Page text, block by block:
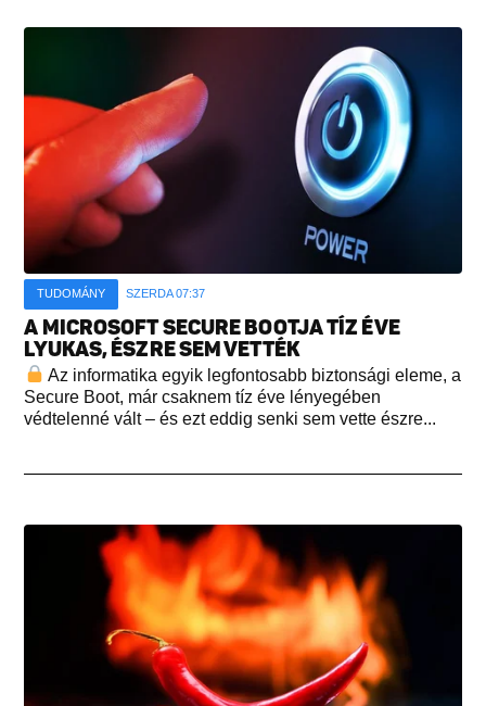
TUDOMÁNY SZERDA 07:37
A MICROSOFT SECURE BOOTJA TÍZ ÉVE
LYUKAS, ÉSZRE SEM VETTÉK
Az informatika egyik legfontosabb biztonsági eleme, a
Secure Boot, már csaknem tíz éve lényegében
védtelenné vált – és ezt eddig senki sem vette észre...